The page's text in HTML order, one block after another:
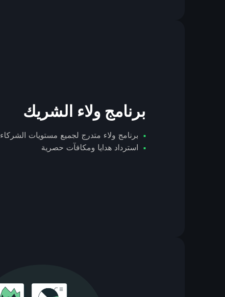
برنامج ولاء الشريك
برنامج ولاء متدرج لجميع مستويات الشركاء
استرداد هدايا ومكافآت حصرية